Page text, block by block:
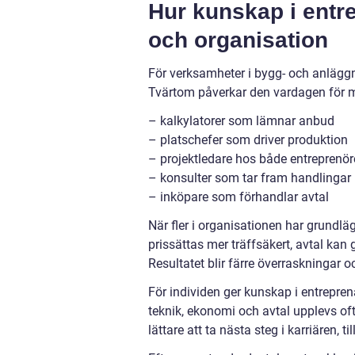
Hur kunskap i
och organisation
För verksamheter i bygg- och
Tvärtom påverkar den vardagen för
– kalkylatorer som lämnar anbud
– platschefer som driver produktion
– projektledare hos både
– konsulter som tar fram handlingar
– inköpare som förhandlar avtal
När fler i organisationen har
prissättas mer träffsäkert, avtal kan
Resultatet blir färre överraskningar
För individen ger kunskap i
teknik, ekonomi och avtal upplevs
lättare att ta nästa steg i karriären,